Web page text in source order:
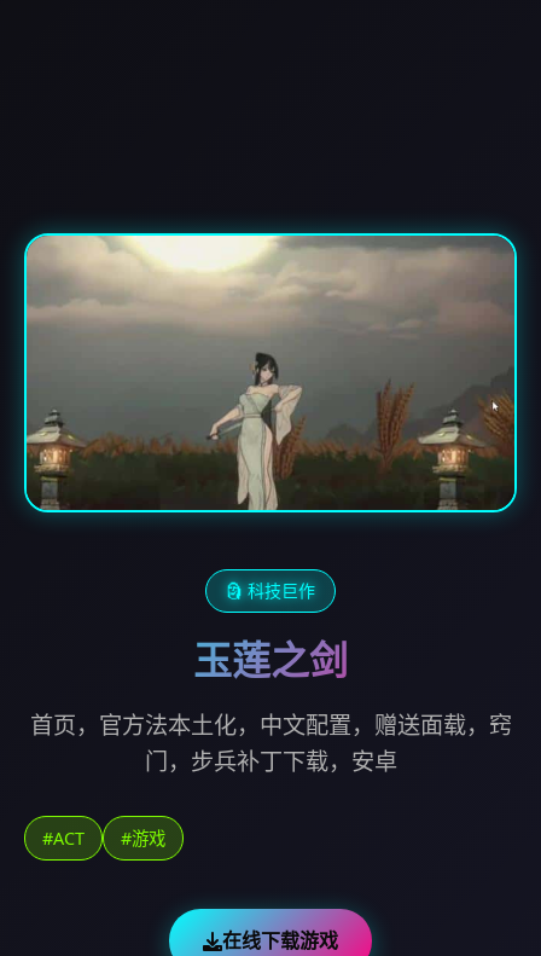
🗿 科技巨作
玉莲之剑
首页，官方法本土化，中文配置，赠送面载，窍
门，步兵补丁下载，安卓
#ACT #游戏
在线下载游戏